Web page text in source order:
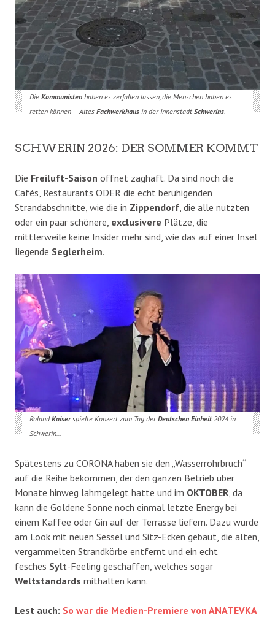
Die Kommunistenhaben es zerfallen lassen, die Menschen haben es
retten können – Altes Fachwerkhausin der Innenstadt Schwerins.
SCHWERIN 2026: DER SOMMER KOMMT
Die Freiluft-Saison öffnet zaghaft. Da sind noch die
Cafés, Restaurants ODER die echt beruhigenden
Strandabschnitte, wie die in Zippendorf , die alle nutzten
oder ein paar schönere, exclusivere Plätze, die
mittlerweile keine Insider mehr sind, wie das auf einer Insel
liegende Seglerheim.
RolandKaiserspielte Konzert zum Tag derDeutschen Einheit2024 in
Schwerin…
Spätestens zu CORONA haben sie den „Wasserrohrbruch“
auf die Reihe bekommen, der den ganzen Betrieb über
Monate hinweg lahmgelegt hatte und im OKTOBER , da
kann die Goldene Sonne noch einmal letzte Energy bei
einem Kaffee oder Gin auf der Terrasse liefern. Dazu wurde
am Look mit neuen Sessel und Sitz-Ecken gebaut, die alten,
vergammelten Strandkörbe entfernt und ein echt
fesches Sylt-Feeling geschaffen, welches sogar
Weltstandards mithalten kann.
Lest auch: So war die Medien-Premiere von ANATEVKA